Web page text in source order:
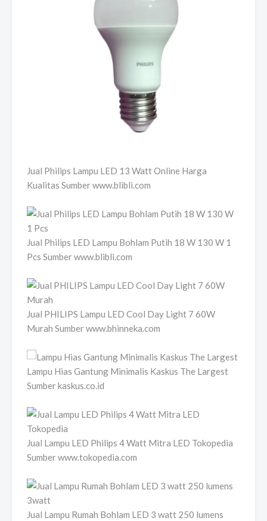
Jual Philips Lampu LED 13 Watt Online Harga
Kualitas Sumber www.blibli.com
Jual Philips LED Lampu Bohlam Putih 18 W 130 W 1
Pcs Sumber www.blibli.com
Jual PHILIPS Lampu LED Cool Day Light 7 60W
Murah Sumber www.bhinneka.com
Lampu Hias Gantung Minimalis Kaskus The Largest
Sumber kaskus.co.id
Jual Lampu LED Philips 4 Watt Mitra LED Tokopedia
Sumber www.tokopedia.com
Jual Lampu Rumah Bohlam LED 3 watt 250 lumens